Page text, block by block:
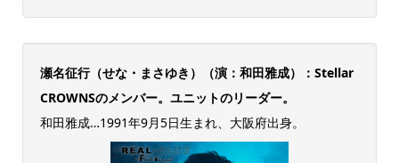
瀬名征行（せな・まさゆき）（演：和田雅成）：Stellar
CROWNSのメンバー。ユニットのリーダー。
和田雅成…1991年9月5日生まれ、大阪府出身。